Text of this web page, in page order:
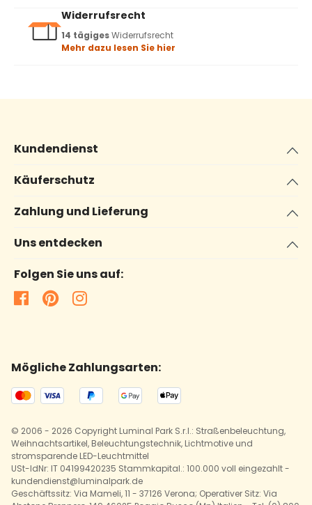
Widerrufsrecht
14 tägigesWiderrufsrecht
Mehr dazu lesen Sie hier
Kundendienst
Käuferschutz
Zahlung und Lieferung
Uns entdecken
Folgen Sie uns auf:
Mögliche Zahlungsarten:
© 2006 - 2026 Copyright Luminal Park S.r.l.: Straßenbeleuchtung,
Weihnachtsartikel, Beleuchtungstechnik, Lichtmotive und
stromsparende LED-Leuchtmittel
USt-IdNr: IT 04199420235 Stammkapital.: 100.000 voll eingezahlt -
kundendienst@luminalpark.de
Geschäftssitz: Via Mameli, 11 - 37126 Verona; Operativer Sitz: Via